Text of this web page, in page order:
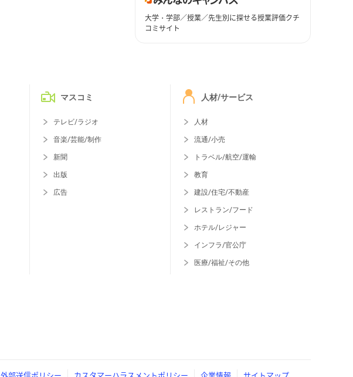
大学・学部／授業／先生別に探せる授業評価クチ
コミサイト
マスコミ
テレビ/ラジオ
音楽/芸能/制作
新聞
出版
広告
人材/サービス
人材
流通/小売
トラベル/航空/運輸
教育
建設/住宅/不動産
レストラン/フード
ホテル/レジャー
インフラ/官公庁
医療/福祉/その他